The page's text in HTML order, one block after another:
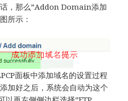
，那么”Addon Domain添加
所示：
面板中添加域名的设置过程
加好之后，系统会自动为这个